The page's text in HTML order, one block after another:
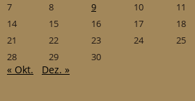
7
8 9 10 11
14
15 16 17 18
21
22 23 24 25
28
29 30
« Okt. Dez. »